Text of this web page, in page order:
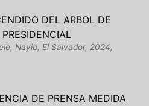
DEL ARBOL DE
Nayib, El Salvador, 2024,
DE PRENSA MEDIDA